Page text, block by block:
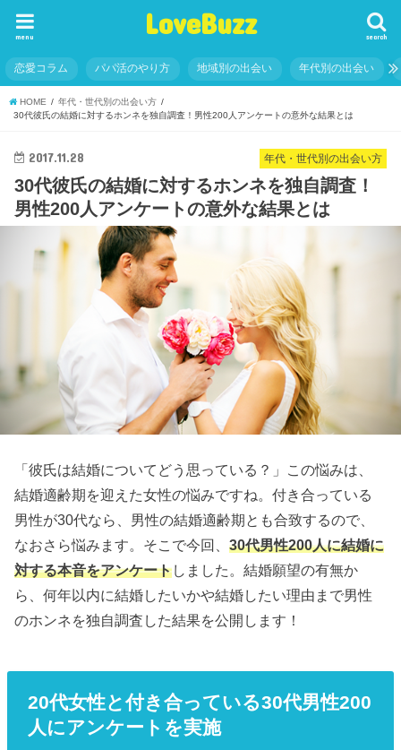
LoveBuzz search
menu
恋愛コラム パパ活のやり方 地域別の出会い 年代別の出会い
HOME
年代・世代別の出会い方
30代彼氏の結婚に対するホンネを独自調査！男性200人アンケートの意外な結果とは
年代・世代別の出会い方
2017.11.28
30代彼氏の結婚に対するホンネを独自調査！
男性200人アンケートの意外な結果とは
「彼氏は結婚についてどう思っている？」この悩みは、
結婚適齢期を迎えた女性の悩みですね。付き合っている
男性が30代なら、男性の結婚適齢期とも合致するので、
なおさら悩みます。そこで今回、30代男性200人に結婚に
対する本音をアンケートしました。結婚願望の有無か
ら、何年以内に結婚したいかや結婚したい理由まで男性
のホンネを独自調査した結果を公開します！
20代女性と付き合っている30代男性200
人にアンケートを実施